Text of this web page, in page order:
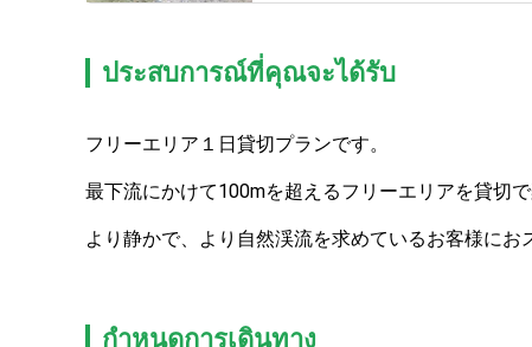
ประสบการณ์ที่คุณจะได้รับ
フリーエリア１日貸切プランです。
最下流にかけて100mを超えるフリーエリアを貸切で
より静かで、より自然渓流を求めているお客様にお
กำหนดการเดินทาง